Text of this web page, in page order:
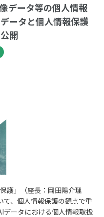
データ等の個人情報
ータと個人情報保護
開
護」（座長：岡田陽介理
、個人情報保護の観点で重
データにおける個人情報取扱